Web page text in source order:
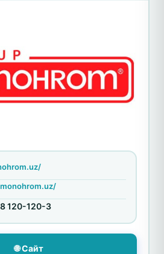
120-120-3
🌐 Сайт